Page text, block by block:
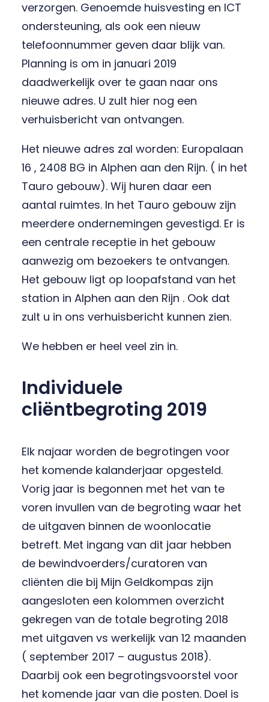
verzorgen. Genoemde huisvesting en ICT
ondersteuning, als ook een nieuw
telefoonnummer geven daar blijk van.
Planning is om in januari 2019
daadwerkelijk over te gaan naar ons
nieuwe adres. U zult hier nog een
verhuisbericht van ontvangen.
Het nieuwe adres zal worden: Europalaan
16 , 2408 BG in Alphen aan den Rijn. ( in het
Tauro gebouw). Wij huren daar een
aantal ruimtes. In het Tauro gebouw zijn
meerdere ondernemingen gevestigd. Er is
een centrale receptie in het gebouw
aanwezig om bezoekers te ontvangen.
Het gebouw ligt op loopafstand van het
station in Alphen aan den Rijn . Ook dat
zult u in ons verhuisbericht kunnen zien.
We hebben er heel veel zin in.
Individuele
cliëntbegroting 2019
Elk najaar worden de begrotingen voor
het komende kalanderjaar opgesteld.
Vorig jaar is begonnen met het van te
voren invullen van de begroting waar het
de uitgaven binnen de woonlocatie
betreft. Met ingang van dit jaar hebben
de bewindvoerders/curatoren van
cliënten die bij Mijn Geldkompas zijn
aangesloten een kolommen overzicht
gekregen van de totale begroting 2018
met uitgaven vs werkelijk van 12 maanden
( september 2017 – augustus 2018).
Daarbij ook een begrotingsvoorstel voor
het komende jaar van die posten. Doel is